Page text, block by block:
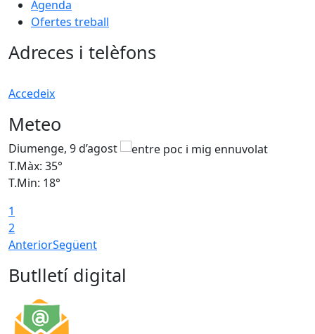
Agenda
Ofertes treball
Adreces i telèfons
Accedeix
Meteo
Diumenge, 9 d’agost
T.Màx: 35°
T.Min: 18°
1
2
AnteriorSegüent
Butlletí digital